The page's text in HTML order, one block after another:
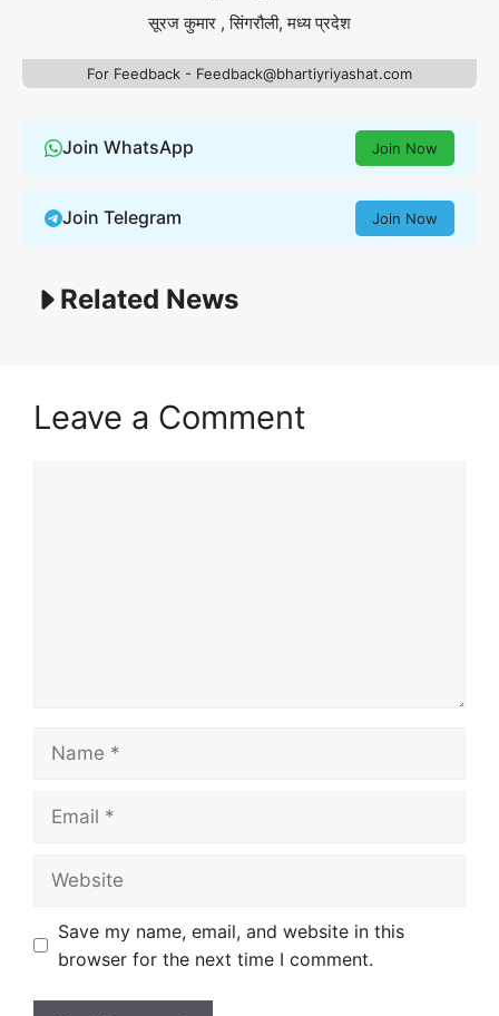
सूरज कुमार , सिंगरौली, मध्य प्रदेश
For Feedback - Feedback@bhartiyriyashat.com
Join WhatsApp Join Now
Join Telegram Join Now
Related News
Leave a Comment
Save my name, email, and website in this
browser for the next time I comment.